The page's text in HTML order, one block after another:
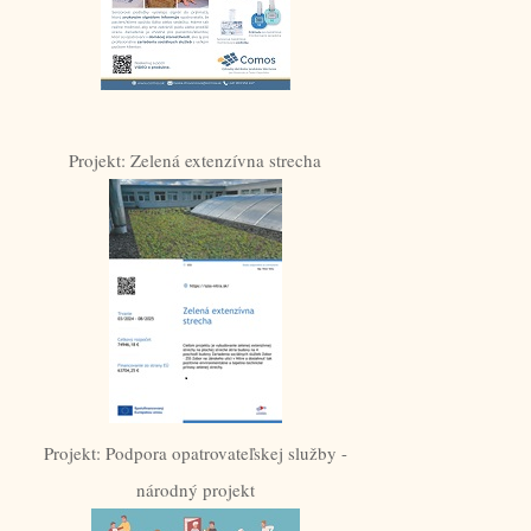
Projekt: Zelená extenzívna strecha
Projekt: Podpora opatrovateľskej služby -
národný projekt